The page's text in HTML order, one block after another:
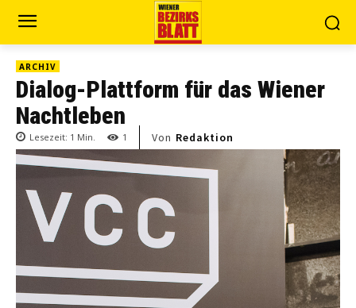
ARCHIV
Dialog-Plattform für das Wiener
Nachtleben
Lesezeit: 1 Min. 1 Von Redaktion